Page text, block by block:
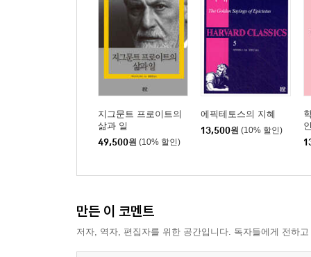
지그문트 프로이트의
삶과 일
49,500원 (10% 할인)
에픽테토스의 지혜
13,500원 (10% 할인)
만든 이 코멘트
저자, 역자, 편집자를 위한 공간입니다. 독자들에게 전하